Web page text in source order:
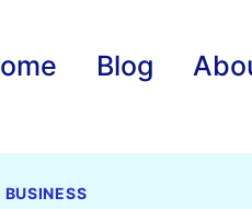
Blog
BUSINESS